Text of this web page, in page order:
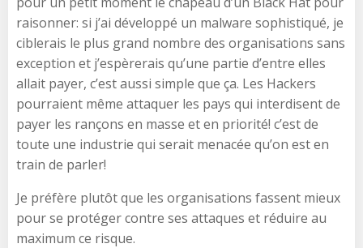
raisonner: si j’ai développé un malware sophistiqué, je
ciblerais le plus grand nombre des organisations sans
exception et j’espèrerais qu’une partie d’entre elles
allait payer, c’est aussi simple que ça. Les Hackers
pourraient même attaquer les pays qui interdisent de
payer les rançons en masse et en priorité! c’est de
toute une industrie qui serait menacée qu’on est en
train de parler!
Je préfère plutôt que les organisations fassent mieux
pour se protéger contre ses attaques et réduire au
maximum ce risque.